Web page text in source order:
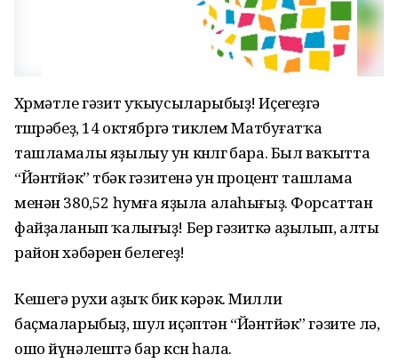
Хөрмәтле гәзит уҡыусыларыбыҙ! Иҫегеҙгә
төшөрәбеҙ, 14 октябргә тиклем Матбуғатҡа
ташламалы яҙылыу ун көнлөгө бара. Был ваҡытта
“Йәнтөйәк” төбәк гәзитенә ун процент ташлама
менән 380,52 һумға яҙыла алаһығыҙ. Форсаттан
файҙаланып ҡалығыҙ! Бер гәзиткә аҙылып, алты
район хәбәрен белегеҙ!
Кешегә рухи аҙыҡ бик кәрәк. Милли
баҫмаларыбыҙ, шул иҫәптән “Йәнтөйәк” гәзите лә,
ошо йүнәлештә бар көсөн һала.